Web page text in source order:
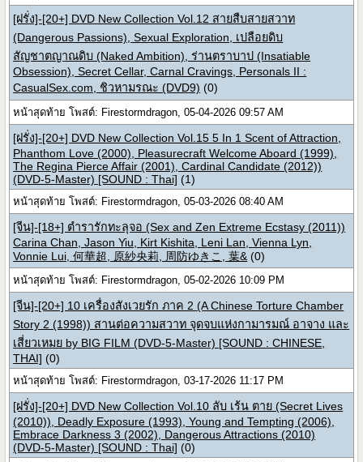
[ฝรั่ง]-[20+] DVD New Collection Vol.12 สายสืบสายสวาท
(Dangerous Passions), Sexual Exploration, เปลือยดิบ
สัญชาตญาณดิบ (Naked Ambition), ร่านตราบาป (Insatiable
Obsession), Secret Cellar, Carnal Cravings, Personals II :
CasualSex.com, ชิวหามรณะ (DVD9) (0)
หน้าสุดท้าย โพสต์: Firestormdragon, 05-04-2026 09:57 AM
[ฝรั่ง]-[20+] DVD New Collection Vol.15 5 In 1 Scent of Attraction,
Phanthom Love (2000), Pleasurecraft Welcome Aboard (1999),
The Regina Pierce Affair (2001), Cardinal Candidate (2012))
(DVD-5-Master) [SOUND : Thai] (1)
หน้าสุดท้าย โพสต์: Firestormdragon, 05-03-2026 08:40 AM
[จีน]-[18+] ตำรารักทะลุจอ (Sex and Zen Extreme Ecstasy (2011))
Carina Chan, Jason Yiu, Kirt Kishita, Leni Lan, Vienna Lyn,
Vonnie Lui, 何華超, 原紗央莉, 周防ゆきこ, 葉& (0)
หน้าสุดท้าย โพสต์: Firestormdragon, 05-02-2026 10:09 PM
[จีน]-[20+] 10 เครื่องสังเวยรัก ภาค 2 (A Chinese Torture Chamber
Story 2 (1998)) สานต่อความสวาท จุดจบแห่งกามารมณ์ อาจาง และ
เสี่ยวเหมย by BIG FILM (DVD-5-Master) [SOUND : CHINESE,
THAI] (0)
หน้าสุดท้าย โพสต์: Firestormdragon, 03-17-2026 11:17 PM
[ฝรั่ง]-[20+] DVD New Collection Vol.10 ลับ เร้น ตาย (Secret Lives
(2010)), Deadly Exposure (1993), Young and Tempting (2006),
Embrace Darkness 3 (2002), Dangerous Attractions (2010)
(DVD-5-Master) [SOUND : Thai] (0)